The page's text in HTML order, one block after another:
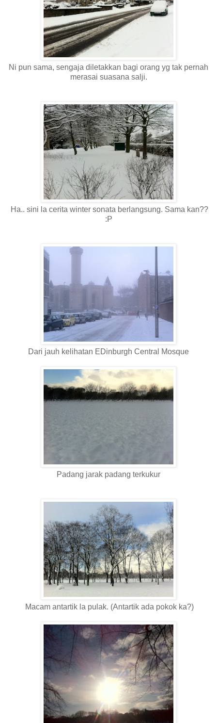
Ni pun sama, sengaja diletakkan bagi orang yg tak pernah
merasai suasana salji.
Ha.. sini la cerita winter sonata berlangsung. Sama kan??
:P
Dari jauh kelihatan EDinburgh Central Mosque
Padang jarak padang terkukur
Macam antartik la pulak. (Antartik ada pokok ka?)